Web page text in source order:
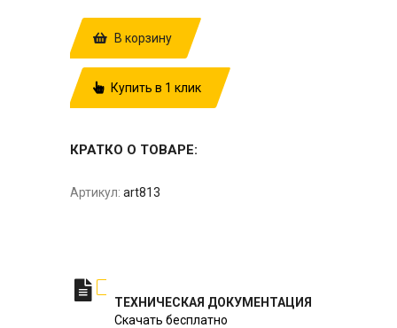
В корзину
Купить в 1 клик
КРАТКО О ТОВАРЕ:
Артикул: art813
ТЕХНИЧЕСКАЯ ДОКУМЕНТАЦИЯ
Скачать бесплатно